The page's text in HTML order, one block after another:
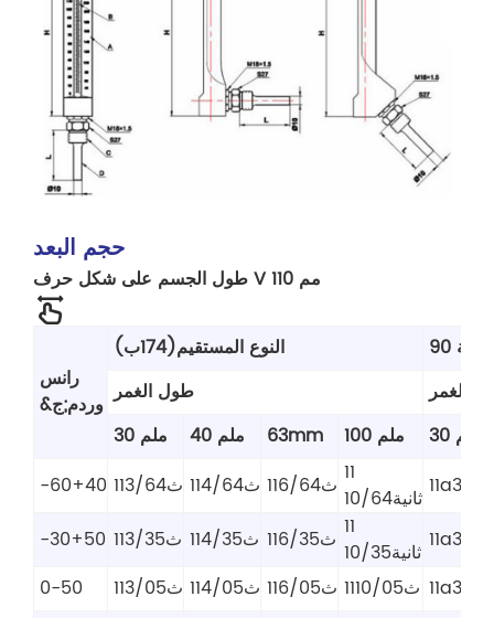
حجم البعد
طول الجسم على شكل حرف V 110 مم
رانس
&وردم;ج
النوع المستقيم(174ب)
طول الغمر
الغمر
30 ملم
40 ملم 63mm 100 ملم
30 ملم
-60+40
11ث3/64 11ث4/64 11ث6/64 11
ثانية10/64 11a3/64
-30+50
11ث3/35 11ث4/35 11ث6/35 11
ثانية10/35 11a3/35
0-50
11ث3/05 11ث4/05 11ث6/05 11ث10/05 11a3/05